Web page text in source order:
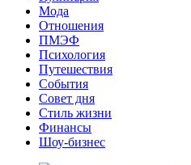
Мода
Отношения
ПМЭФ
Психология
Путешествия
События
Совет дня
Стиль жизни
Финансы
Шоу-бизнес